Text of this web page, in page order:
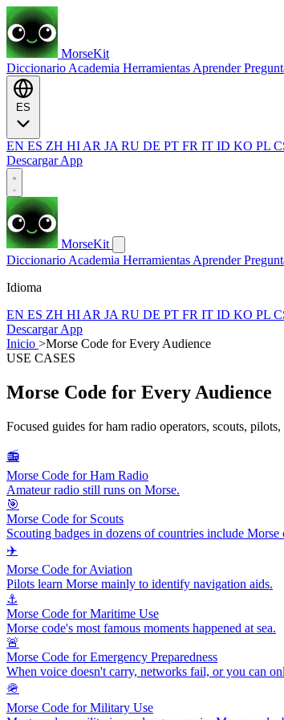
MorseKit
Diccionario Academia Herramientas Aprender
EN ES ZH HI AR JA RU DE PT FR IT ID KO PL
Descargar App
MorseKit
Diccionario Academia Herramientas Aprender
Idioma
EN ES ZH HI AR JA RU DE PT FR IT ID KO PL
Descargar App
Inicio >Morse Code for Every Audience
USE CASES
Morse Code for Every Audience
Focused guides for ham radio operators, scouts,
📻
Morse Code for Ham Radio
Amateur radio still runs on Morse.
🎯
Morse Code for Scouts
Scouting badges in dozens of countries include Morse
✈️
Morse Code for Aviation
Pilots learn Morse mainly to identify navigation aids.
⚓
Morse Code for Maritime Use
Morse code's most famous moments happened at sea.
🚨
Morse Code for Emergency Preparedness
When voice doesn't carry, networks fail, or you can
🪖
Morse Code for Military Use